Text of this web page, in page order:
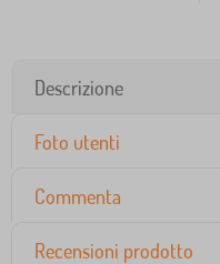
Descrizione
Foto utenti
Commenta
Recensioni prodotto